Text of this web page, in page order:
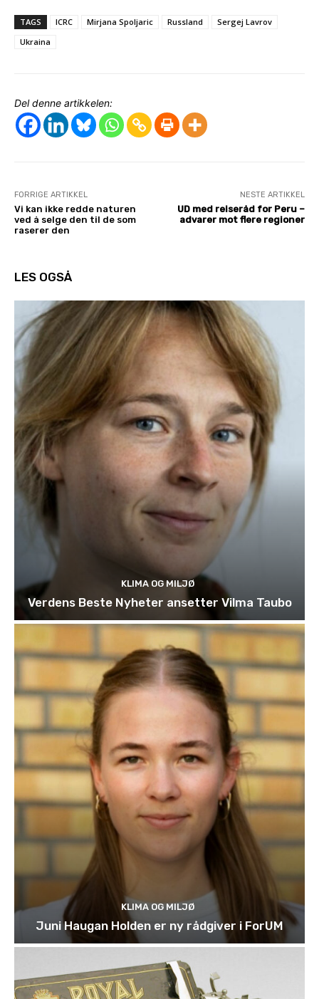
TAGS ICRC Mirjana Spoljaric Russland
Sergej Lavrov
Ukraina
Del denne artikkelen:
FORRIGE ARTIKKEL
Vi kan ikke redde naturen
ved å selge den til de som
raserer den
NESTE ARTIKKEL
UD med reiseråd for Peru –
advarer mot flere regioner
LES OGSÅ
KLIMA OG MILJØ
Verdens Beste Nyheter ansetter Vilma Taubo
KLIMA OG MILJØ
Juni Haugan Holden er ny rådgiver i ForUM